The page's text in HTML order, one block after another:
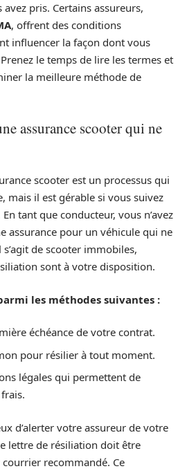
pris. Certains assureurs,
, offrent des conditions
influencer la façon dont vous
le temps de lire les termes et
la meilleure méthode de
assurance scooter qui ne
scooter est un processus qui
mais il est gérable si vous suivez
tant que conducteur, vous n’avez
assurance pour un véhicule qui ne
de scooter immobiles,
sont à votre disposition.
les méthodes suivantes :
échéance de votre contrat.
pour résilier à tout moment.
légales qui permettent de
d’alerter votre assureur de votre
lettre de résiliation doit être
recommandé. Ce